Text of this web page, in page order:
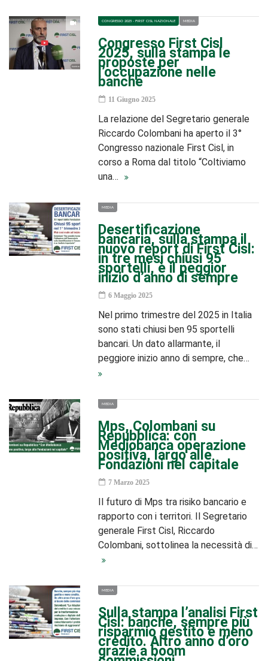
CONGRESSO 2025 - FIRST CISL NAZIONALE MEDIA
Congresso First Cisl
2025, sulla stampa le
proposte per
l’occupazione nelle
banche
11 Giugno 2025
La relazione del Segretario generale
Riccardo Colombani ha aperto il 3°
Congresso nazionale First Cisl, in
corso a Roma dal titolo “Coltiviamo
una…
MEDIA
Desertificazione
bancaria, sulla stampa il
nuovo report di First Cisl:
in tre mesi chiusi 95
sportelli, è il peggior
inizio d’anno di sempre
6 Maggio 2025
Nel primo trimestre del 2025 in Italia
sono stati chiusi ben 95 sportelli
bancari. Un dato allarmante, il
peggiore inizio anno di sempre, che…
MEDIA
Mps, Colombani su
Repubblica: con
Mediobanca operazione
positiva, largo alle
Fondazioni nel capitale
7 Marzo 2025
Il futuro di Mps tra risiko bancario e
rapporto con i territori. Il Segretario
generale First Cisl, Riccardo
Colombani, sottolinea la necessità di…
MEDIA
Sulla stampa l’analisi First
Cisl: banche, sempre più
risparmio gestito e meno
credito. Altro anno d’oro
grazie a boom